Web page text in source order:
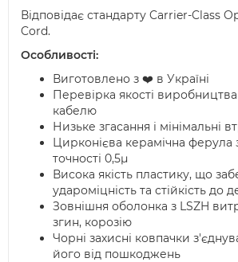
Відповідає стандарту Carrier-Class
Cord.
Особливості:
Виготовлено з ❤️ в Україні
Перевірка якості
кабелю
Низьке згасання і мінімальні
Цирконієва керамічна ферула
точності 0,5µ
Висока якість пластику, що
удароміцність та стійкість до
Зовнішня оболонка з LSZH
згин, корозію
Чорні захисні ковпачки
його від пошкоджень